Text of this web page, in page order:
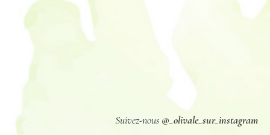
Suivez-nous @_olivale_sur_instagram